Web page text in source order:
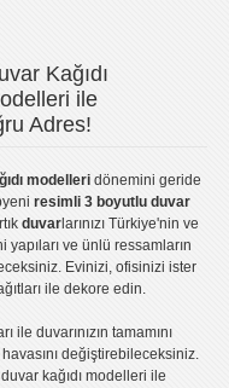
Kağıdı
ile
Adres!
modelleridönemini geride
resimli 3 boyutlu duvar
duvarlarınızı Türkiye'nin ve
ve ünlü ressamların
Evinizi, ofisinizi ister
ile dekore edin.
ile duvarınızın tamamını
değiştirebileceksiniz.
kağıdı modelleri ile